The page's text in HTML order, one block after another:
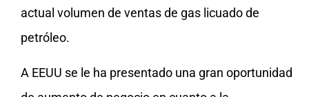
actual volumen de ventas de gas licuado de
petróleo.
A EEUU se le ha presentado una gran oportunidad